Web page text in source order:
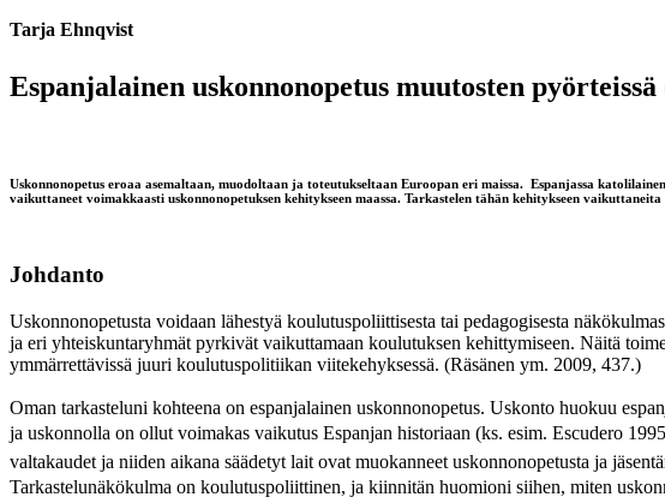
Tarja Ehnqvist
Espanjalainen uskonnonopetus muutosten pyörteissä
Uskonnonopetus eroaa asemaltaan, muodoltaan ja toteutukseltaan Euroopan eri maissa. Espanjassa
vaikuttaneet voimakkaasti uskonnonopetuksen kehitykseen maassa. Tarkastelen tähän kehitykseen
Johdanto
Uskonnonopetusta voidaan lähestyä koulutuspoliittisesta tai pedagogisesta
ja eri yhteiskuntaryhmät pyrkivät vaikuttamaan koulutuksen kehittymiseen. Näitä
ymmärrettävissä juuri koulutuspolitiikan viitekehyksessä. (Räsänen ym. 2009, 437.)
Oman tarkasteluni kohteena on espanjalainen uskonnonopetus. Uskonto huokuu
ja uskonnolla on ollut voimakas vaikutus Espanjan historiaan (ks. esim. Escudero
valtakaudet ja niiden aikana säädetyt lait ovat muokanneet uskonnonopetusta ja
Tarkastelunäkökulma on koulutuspoliittinen, ja kiinnitän huomioni siihen, miten